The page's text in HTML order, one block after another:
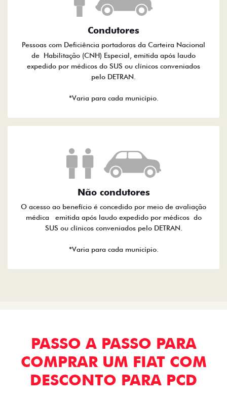
Condutores
Pessoas com Deficiência portadoras da Carteira Nacional
de Habilitação (CNH) Especial, emitida após laudo
expedido por médicos do SUS ou clínicos conveniados
pelo DETRAN.
*Varia para cada município.
Não condutores
O acesso ao benefício é concedido por meio de avaliação
médica emitida após laudo expedido por médicos do
SUS ou clínicos conveniados pelo DETRAN.
*Varia para cada município.
PASSO A PASSO PARA
COMPRAR UM FIAT COM
DESCONTO PARA PCD